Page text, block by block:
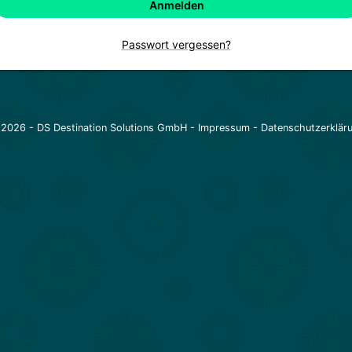
Anmelden
Passwort vergessen?
- DS Destination Solutions GmbH- Impressum-